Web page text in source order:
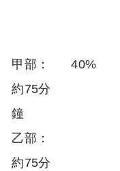
甲部：
約75分
鐘
乙部：
約75分
40%